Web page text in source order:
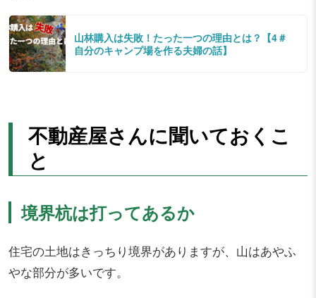
山林購入は失敗！たった一つの理由とは？【4＃
自分のキャンプ場を作る夫婦の話】
不動産屋さんに聞いておくこ
と
境界杭は打ってあるか
住宅の土地はきっちり境界がありますが、山はあやふ
やな部分が多いです。